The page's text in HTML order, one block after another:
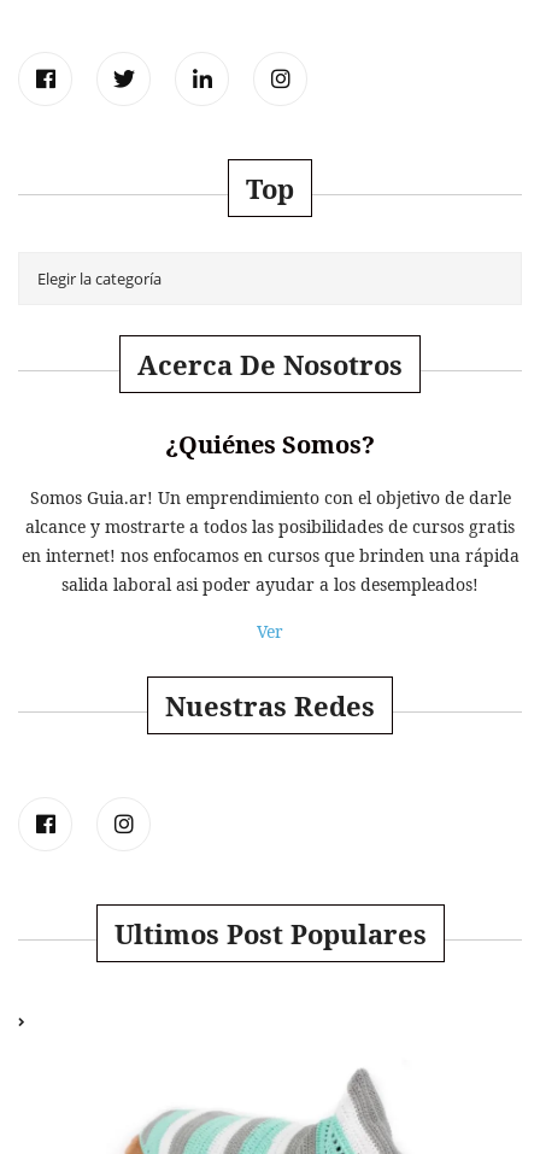
Top
Acerca De Nosotros
¿Quiénes Somos?
Somos Guia.ar! Un emprendimiento con el objetivo de darle
alcance y mostrarte a todos las posibilidades de cursos gratis
en internet! nos enfocamos en cursos que brinden una rápida
salida laboral asi poder ayudar a los desempleados!
Ver
Nuestras Redes
Ultimos Post Populares